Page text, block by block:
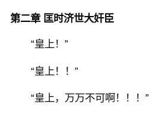
第二章 匡时济世大奸臣
“皇上！”
“皇上！！”
“皇上，万万不可啊！！！”